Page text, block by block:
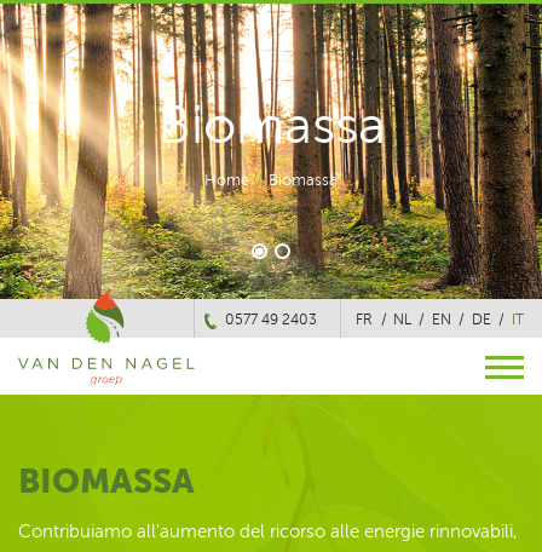
Biomassa
Home / Biomassa
FR NL EN DE IT
0577 49 2403
BIOMASSA
Contribuiamo all'aumento del ricorso alle energie rinnovabili,